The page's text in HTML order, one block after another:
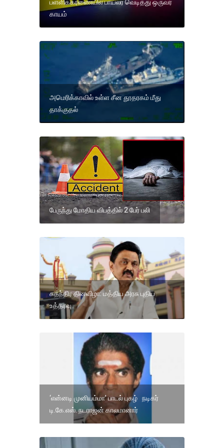
பள்ளிக்கரணையில் பாய்லர் வெடித்து ஒருவர்
காயம்
அமெரிக்காவில் உள்ள சீன தூதரகம் மீது
தாக்குதல்
பேருந்து மோதிய விபத்தில் 2 பேர் பலி
சுதந்திர தினவிழா: மத்திய அரசு புதிய
உத்தரவு
‘என்னடி முனியம்மா’ பாடல் புகழ் நடிகர்
டி.கே.எஸ். நடராஜன் காலமானார்